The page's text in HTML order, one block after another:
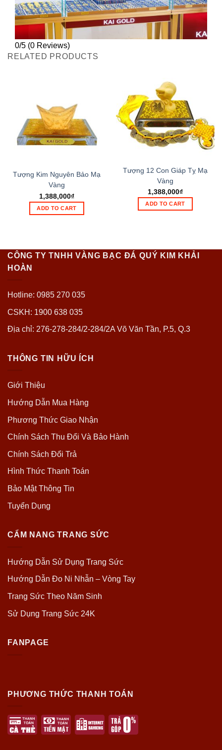
0/5 (0 Reviews)
RELATED PRODUCTS
Tượng Kim Nguyên Bảo Mạ
Vàng
1,388,000₫
ADD TO CART
Tượng 12 Con Giáp Tỵ Mạ
Vàng
1,388,000₫
ADD TO CART
CÔNG TY TNHH VÀNG BẠC ĐÁ QUÝ KIM KHẢI
HOÀN
Hotline: 0985 270 035
CSKH: 1900 638 035
Địa chỉ: 276-278-284/2-284/2A Võ Văn Tần, P.5, Q.3
THÔNG TIN HỮU ÍCH
Giới Thiệu
Hướng Dẫn Mua Hàng
Phương Thức Giao Nhận
Chính Sách Thu Đổi Và Bảo Hành
Chính Sách Đổi Trả
Hình Thức Thanh Toán
Bảo Mật Thông Tin
Tuyển Dụng
CẨM NANG TRANG SỨC
Hướng Dẫn Sử Dụng Trang Sức
Hướng Dẫn Đo Ni Nhẫn – Vòng Tay
Trang Sức Theo Năm Sinh
Sử Dụng Trang Sức 24K
FANPAGE
PHƯƠNG THỨC THANH TOÁN